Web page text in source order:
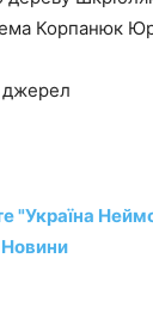
Корпанюк
джерел
"Україна